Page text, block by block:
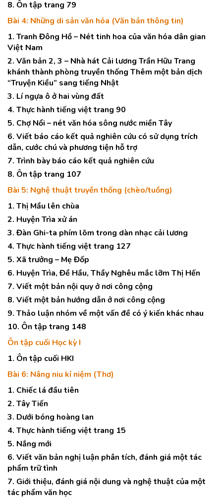
8. Ôn tập trang 79
Bài 4: Những di sản văn hóa (Văn bản thông tin)
1. Tranh Đông Hồ – Nét tinh hoa của văn hóa dân gian
Việt Nam
2. Văn bản 2, 3 – Nhà hát Cải lương Trần Hữu Trang
khánh thành phòng truyền thống Thêm một bản dịch
“Truyện Kiều” sang tiếng Nhật
3. Lí ngựa ô ở hai vùng đất
4. Thực hành tiếng việt trang 90
5. Chợ Nổi – nét văn hóa sông nước miền Tây
6. Viết báo cáo kết quả nghiên cứu có sử dụng trích
dẫn, cước chú và phương tiện hỗ trợ
7. Trình bày báo cáo kết quả nghiên cứu
8. Ôn tập trang 107
Bài 5: Nghệ thuật truyền thống (chèo/tuồng)
1. Thị Mầu lên chùa
2. Huyện Trìa xử án
3. Đàn Ghi-ta phím lõm trong dàn nhạc cải lương
4. Thực hành tiếng việt trang 127
5. Xã trưởng – Mẹ Đốp
6. Huyện Trìa, Đề Hầu, Thầy Nghêu mắc lỡm Thị Hến
7. Viết một bản nội quy ở nơi công cộng
8. Viết một bản hướng dẫn ở nơi công cộng
9. Thảo luận nhóm về một vấn đề có ý kiến khác nhau
10. Ôn tập trang 148
Ôn tập cuối Học kỳ I
1. Ôn tập cuối HKI
Bài 6: Nâng niu kỉ niệm (Thơ)
1. Chiếc lá đầu tiên
2. Tây Tiến
3. Dưới bóng hoàng lan
4. Thực hành tiếng việt trang 15
5. Nắng mới
6. Viết văn bản nghị luận phân tích, đánh giá một tác
phẩm trữ tình
7. Giới thiệu, đánh giá nội dung và nghệ thuật của một
tác phẩm văn học